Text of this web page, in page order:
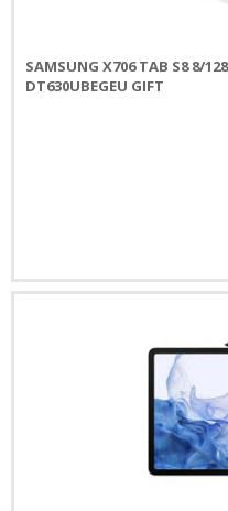
SAMSUNG X706 TAB S8 8/
DT630UBEGEU GIFT